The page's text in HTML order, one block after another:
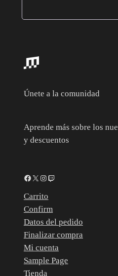
Únete a la comunidad
Aprende más sobre los
y descuentos
Facebook X Instagram Twitch
Carrito
Confirm
Datos del pedido
Finalizar compra
Mi cuenta
Sample Page
Tienda